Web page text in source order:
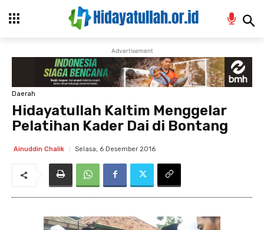
Advertisement
Daerah
Hidayatullah Kaltim Menggelar
Pelatihan Kader Dai di Bontang
Ainuddin Chalik Selasa, 6 Desember 2016